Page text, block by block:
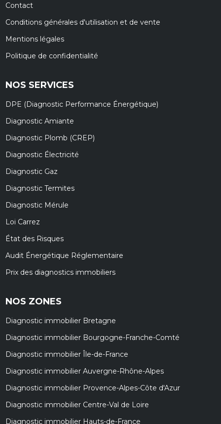
Contact
Conditions générales d'utilisation et de vente
Mentions légales
Politique de confidentialité
NOS SERVICES
DPE (Diagnostic Performance Énergétique)
Diagnostic Amiante
Diagnostic Plomb (CREP)
Diagnostic Électricité
Diagnostic Gaz
Diagnostic Termites
Diagnostic Mérule
Loi Carrez
État des Risques
Audit Énergétique Réglementaire
Prix des diagnostics immobiliers
NOS ZONES
Diagnostic immobilier Bretagne
Diagnostic immobilier Bourgogne-Franche-Comté
Diagnostic immobilier Île-de-France
Diagnostic immobilier Auvergne-Rhône-Alpes
Diagnostic immobilier Provence-Alpes-Côte d'Azur
Diagnostic immobilier Centre-Val de Loire
Diagnostic immobilier Hauts-de-France